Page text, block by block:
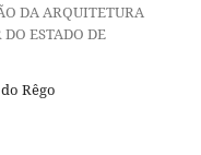
DA ARQUITETURA
ESTADO DE
Rêgo